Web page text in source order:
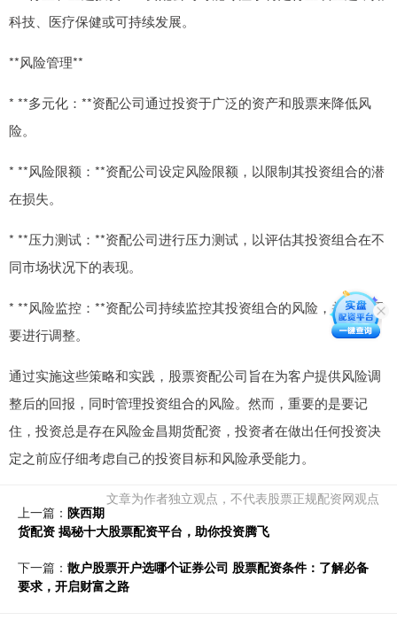
科技、医疗保健或可持续发展。
**风险管理**
* **多元化：**资配公司通过投资于广泛的资产和股票来降低风
险。
* **风险限额：**资配公司设定风险限额，以限制其投资组合的潜
在损失。
* **压力测试：**资配公司进行压力测试，以评估其投资组合在不
同市场状况下的表现。
* **风险监控：**资配公司持续监控其投资组合的风险，并根据需
要进行调整。
通过实施这些策略和实践，股票资配公司旨在为客户提供风险调
整后的回报，同时管理投资组合的风险。然而，重要的是要记
住，投资总是存在风险金昌期货配资，投资者在做出任何投资决
定之前应仔细考虑自己的投资目标和风险承受能力。
文章为作者独立观点，不代表股票正规配资网观点
上一篇： 陕西期
货配资 揭秘十大股票配资平台，助你投资腾飞
下一篇： 散户股票开户选哪个证券公司 股票配资条件：了解必备
要求，开启财富之路